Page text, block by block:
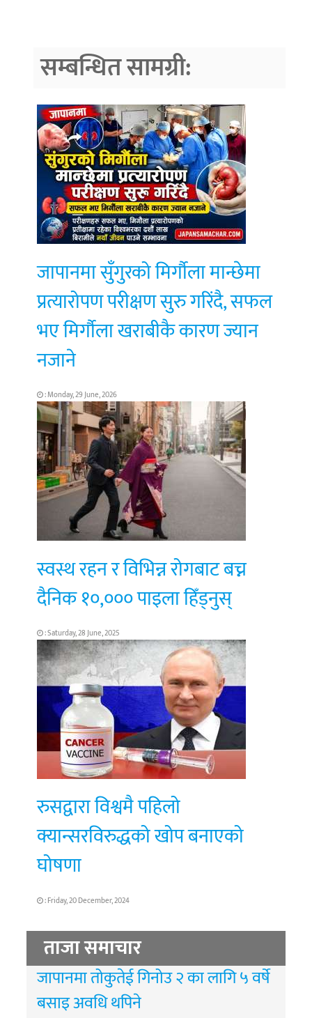
सम्बन्धित सामग्री:
जापानमा सुँगुरको मिर्गौला मान्छेमा
प्रत्यारोपण परीक्षण सुरु गरिंदै, सफल
भए मिर्गौला खराबीकै कारण ज्यान
नजाने
: Monday, 29 June, 2026
स्वस्थ रहन र विभिन्न रोगबाट बच्न
दैनिक १०,००० पाइला हिँड्नुस्
: Saturday, 28 June, 2025
रुसद्वारा विश्वमै पहिलो
क्यान्सरविरुद्धको खोप बनाएको
घोषणा
: Friday, 20 December, 2024
ताजा समाचार
जापानमा तोकुतेई गिनोउ २ का लागि ५ वर्षे
बसाइ अवधि थपिने